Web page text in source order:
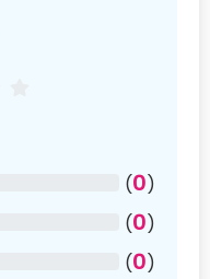
(0)
(0)
(0)